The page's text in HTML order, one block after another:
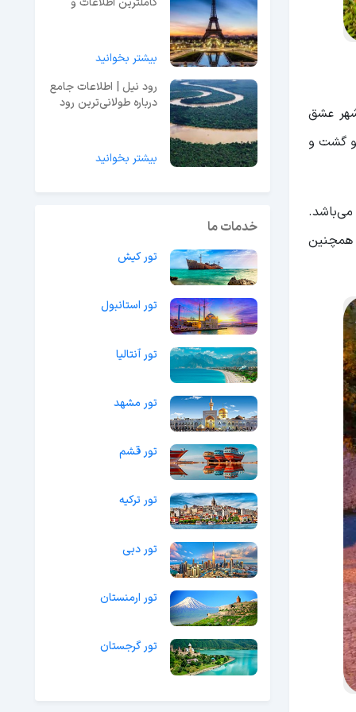
شهر عشق
و گشت و
می‌باشد.
همچنین
بیشتر بخوانید
رود نیل | اطلاعات جامع
درباره طولانی‌ترین رود
بیشتر بخوانید
خدمات ما
تور کیش
تور استانبول
تور آنتالیا
تور مشهد
تور قشم
تور ترکیه
تور دبی
تور ارمنستان
تور گرجستان